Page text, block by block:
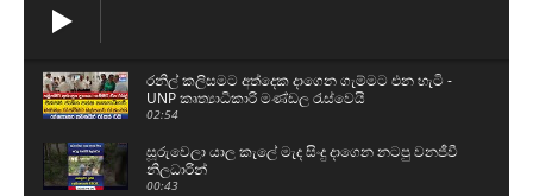
රනිල් කලිසමට අත්දෙක දාගෙන ගැම්මට එන හැටි -
UNP කෘත්‍යාධිකාරි මණ්ඩල රැස්වෙයි
02:54
සූරුවෙලා යාල කැලේ මැද සිංදු දාගෙන නටපු වනජීවී
නිලධාරින්
00:43